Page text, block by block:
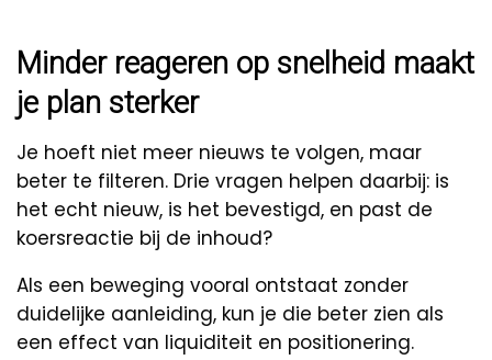
Minder reageren op snelheid maakt
je plan sterker
Je hoeft niet meer nieuws te volgen, maar
beter te filteren. Drie vragen helpen daarbij: is
het echt nieuw, is het bevestigd, en past de
koersreactie bij de inhoud?
Als een beweging vooral ontstaat zonder
duidelijke aanleiding, kun je die beter zien als
een effect van liquiditeit en positionering.